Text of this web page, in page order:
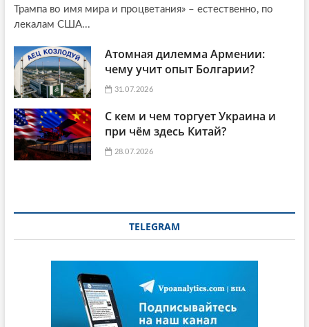
Трампа во имя мира и процветания» – естественно, по
лекалам США...
Атомная дилемма Армении:
чему учит опыт Болгарии?
31.07.2026
С кем и чем торгует Украина и
при чём здесь Китай?
28.07.2026
TELEGRAM